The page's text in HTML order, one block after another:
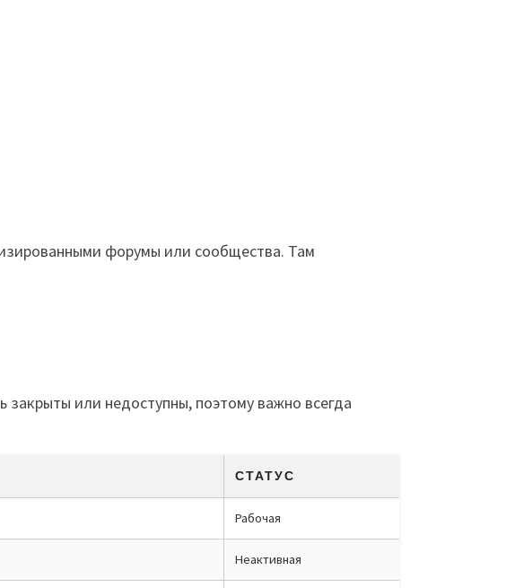
форумы или сообщества. Там
или недоступны, поэтому важно всегда
СТАТУС
Рабочая
Неактивная